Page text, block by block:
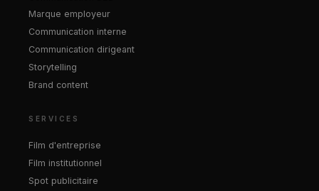
Marque employeur
Communication interne
Communication dirigeant
Storytelling
Brand content
SERVICES
Film d'entreprise
Film institutionnel
Spot publicitaire